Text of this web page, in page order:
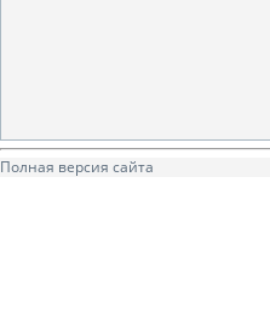
Полная версия сайта